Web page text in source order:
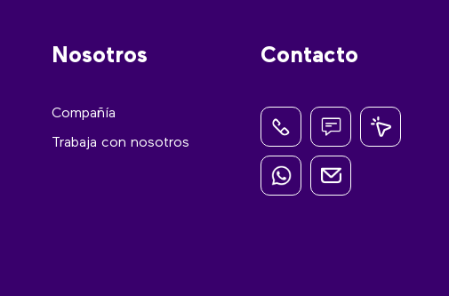
Nosotros
Compañía
Trabaja con nosotros
Contacto